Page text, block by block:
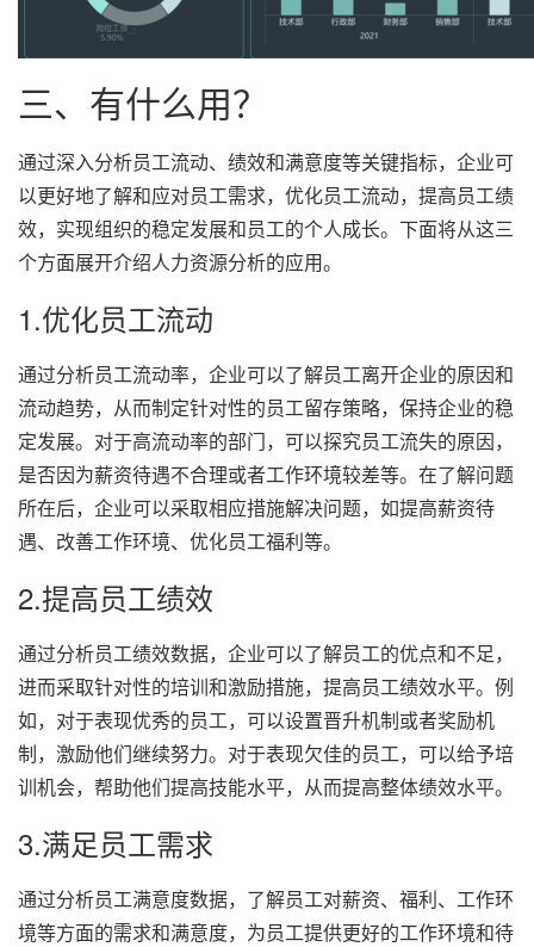
三、有什么用？
通过深入分析员工流动、绩效和满意度等关键指标，企业可
以更好地了解和应对员工需求，优化员工流动，提高员工绩
效，实现组织的稳定发展和员工的个人成长。下面将从这三
个方面展开介绍人力资源分析的应用。
1.优化员工流动
通过分析员工流动率，企业可以了解员工离开企业的原因和
流动趋势，从而制定针对性的员工留存策略，保持企业的稳
定发展。对于高流动率的部门，可以探究员工流失的原因，
是否因为薪资待遇不合理或者工作环境较差等。在了解问题
所在后，企业可以采取相应措施解决问题，如提高薪资待
遇、改善工作环境、优化员工福利等。
2.提高员工绩效
通过分析员工绩效数据，企业可以了解员工的优点和不足，
进而采取针对性的培训和激励措施，提高员工绩效水平。例
如，对于表现优秀的员工，可以设置晋升机制或者奖励机
制，激励他们继续努力。对于表现欠佳的员工，可以给予培
训机会，帮助他们提高技能水平，从而提高整体绩效水平。
3.满足员工需求
通过分析员工满意度数据，了解员工对薪资、福利、工作环
境等方面的需求和满意度，为员工提供更好的工作环境和待